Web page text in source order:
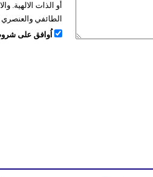
أو الذات الالهية.
الطائفي والعنصري
اُوافق على